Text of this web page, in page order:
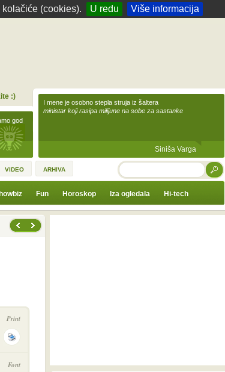
(cookies). U redu Više informacija
god
:)
I mene je osobno stepla struja iz šaltera
ministar koji rasipa milijune na sobe za sastanke
Siniša Varga
VIDEO ARHIVA TRAŽI
Fun Horoskop Iza ogledala Hi-tech
Print
Font